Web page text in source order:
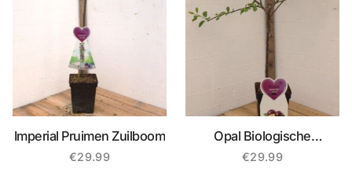
Imperial Pruimen Zuilboom
€29.99
Opal Biologische
Pruimenboom
€29.99